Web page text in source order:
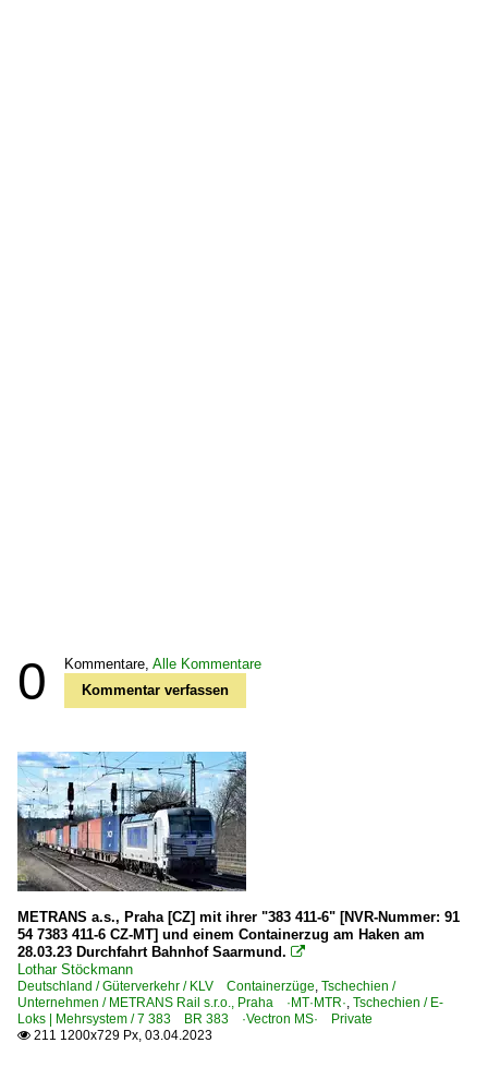
0 Kommentare, Alle Kommentare
Kommentar verfassen
METRANS a.s., Praha [CZ] mit ihrer "383 411-6" [NVR-Nummer: 91
54 7383 411-6 CZ-MT] und einem Containerzug am Haken am
28.03.23 Durchfahrt Bahnhof Saarmund. 
Lothar Stöckmann
Deutschland / Güterverkehr / KLV Containerzüge Tschechien /
Unternehmen / METRANS Rail s.r.o., Praha ·MT·MTR· Tschechien / E-
Loks | Mehrsystem / 7 383 BR 383 ·Vectron MS· Private
 211 1200x729 Px, 03.04.2023